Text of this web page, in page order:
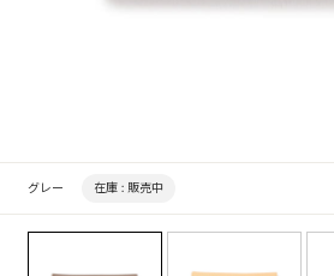
グレー 在庫 : 販売中